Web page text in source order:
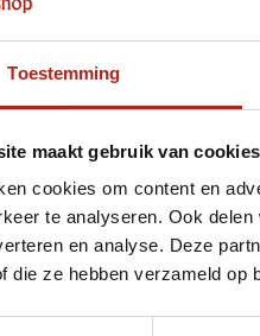
Toestemming
maakt gebruik van cookies
cookies om content en
te analyseren. Ook
en analyse. Deze
die ze hebben verzameld op
getagd met